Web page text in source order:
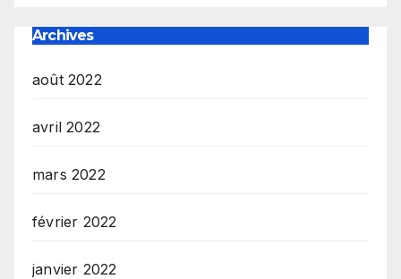
Archives
août 2022
avril 2022
mars 2022
février 2022
janvier 2022